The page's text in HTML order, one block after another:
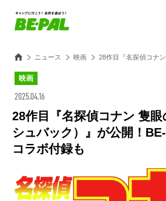
ニュース 映画 28作目『名探偵コナ
映画
2025.04.16
28作目『名探偵コナン 隻眼
シュバック）』が公開！
コラボ付録も